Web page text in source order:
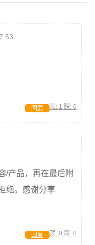
顶: 1 踩: 0
回复
/产品，再在最后附
绝。感谢分享
顶: 0 踩: 0
回复